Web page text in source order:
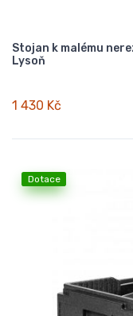
Stojan k malému
Lysoň
1 430 Kč
Dotace